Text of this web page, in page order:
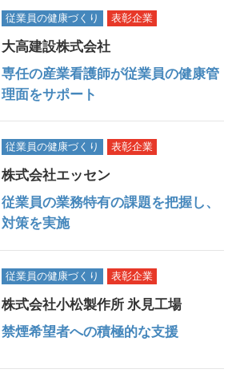
従業員の健康づくり 表彰企業
大高建設株式会社
専任の産業看護師が従業員の健康管
理面をサポート
従業員の健康づくり 表彰企業
株式会社エッセン
従業員の業務特有の課題を把握し、
対策を実施
従業員の健康づくり 表彰企業
株式会社小松製作所 氷見工場
禁煙希望者への積極的な支援